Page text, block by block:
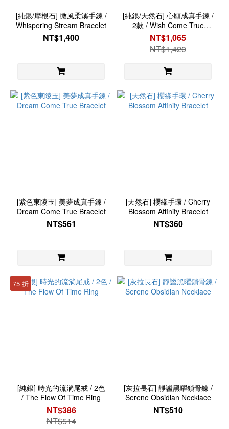
[純銀/摩根石] 微風柔溪手鍊 /
Whispering Stream Bracelet
NT$1,400
[純銀/天然石] 心願成真手鍊 /
2款 / Wish Come True
Bracelet
NT$1,065
NT$1,420
[紫色東陵玉] 美夢成真手鍊 /
Dream Come True Bracelet
NT$561
[天然石] 櫻緣手環 / Cherry
Blossom Affinity Bracelet
NT$360
75 折
[純銀] 時光的流淌尾戒 / 2色
/ The Flow Of Time Ring
NT$386
NT$514
[灰拉長石] 靜謐黑曜鎖骨鍊 /
Serene Obsidian Necklace
NT$510